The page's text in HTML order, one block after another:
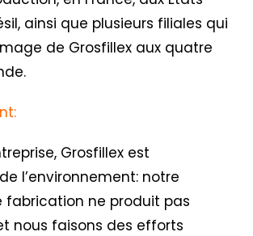
ainsi que plusieurs filiales qui
de Grosfillex aux quatre
Grosfillex est
l’environnement: notre
fabrication ne produit pas
nous faisons des efforts